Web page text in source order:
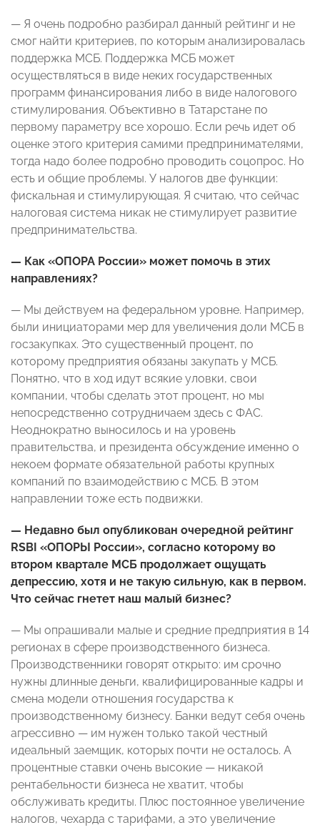
— Я очень подробно разбирал данный рейтинг и не
смог найти критериев, по которым анализировалась
поддержка МСБ. Поддержка МСБ может
осуществляться в виде неких государственных
программ финансирования либо в виде налогового
стимулирования. Объективно в Татарстане по
первому параметру все хорошо. Если речь идет об
оценке этого критерия самими предпринимателями,
тогда надо более подробно проводить соцопрос. Но
есть и общие проблемы. У налогов две функции:
фискальная и стимулирующая. Я считаю, что сейчас
налоговая система никак не стимулирует развитие
предпринимательства.
— Как «ОПОРА России» может помочь в этих
направлениях?
— Мы действуем на федеральном уровне. Например,
были инициаторами мер для увеличения доли МСБ в
госзакупках. Это существенный процент, по
которому предприятия обязаны закупать у МСБ.
Понятно, что в ход идут всякие уловки, свои
компании, чтобы сделать этот процент, но мы
непосредственно сотрудничаем здесь с ФАС.
Неоднократно выносилось и на уровень
правительства, и президента обсуждение именно о
некоем формате обязательной работы крупных
компаний по взаимодействию с МСБ. В этом
направлении тоже есть подвижки.
— Недавно был опубликован очередной рейтинг
RSBI «ОПОРЫ России», согласно которому во
втором квартале МСБ продолжает ощущать
депрессию, хотя и не такую сильную, как в первом.
Что сейчас гнетет наш малый бизнес?
— Мы опрашивали малые и средние предприятия в 14
регионах в сфере производственного бизнеса.
Производственники говорят открыто: им срочно
нужны длинные деньги, квалифицированные кадры и
смена модели отношения государства к
производственному бизнесу. Банки ведут себя очень
агрессивно — им нужен только такой честный
идеальный заемщик, которых почти не осталось. А
процентные ставки очень высокие — никакой
рентабельности бизнеса не хватит, чтобы
обслуживать кредиты. Плюс постоянное увеличение
налогов, чехарда с тарифами, а это увеличение